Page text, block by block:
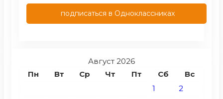
подписаться в Одноклассниках
Август 2026
Пн
Вт Ср Чт Пт Сб Вс
1
2